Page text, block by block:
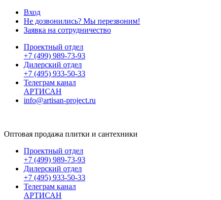
Вход
Не дозвонились? Мы перезвоним!
Заявка на сотрудничество
Проектный отдел
+7 (499) 989-73-93
Дилерский отдел
+7 (495) 933-50-33
Телеграм канал
АРТИСАН
info@artisan-project.ru
Оптовая продажа плитки и сантехники
Проектный отдел
+7 (499) 989-73-93
Дилерский отдел
+7 (495) 933-50-33
Телеграм канал
АРТИСАН